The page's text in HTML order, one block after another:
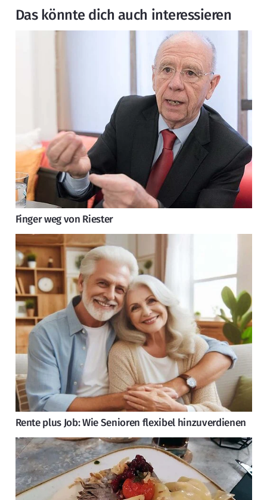
Das könnte dich auch interessieren
Finger weg von Riester
Rente plus Job: Wie Senioren flexibel hinzuverdienen